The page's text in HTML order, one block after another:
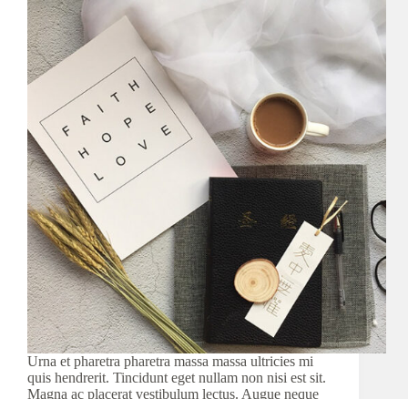
Urna et pharetra pharetra massa massa ultricies mi
quis hendrerit. Tincidunt eget nullam non nisi est sit.
Magna ac placerat vestibulum lectus. Augue neque